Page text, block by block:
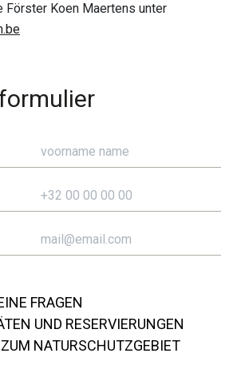
Forschung
Förster Koen Maertens unter
FRAGEN
UND RESERVIERUNGEN
NATURSCHUTZGEBIET